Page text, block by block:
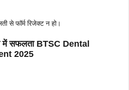
से फॉर्म रिजेक्ट न हो।
में सफलता BTSC Dental
2025